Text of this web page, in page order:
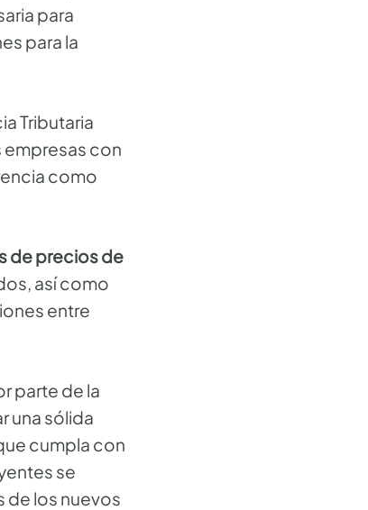
para
para la
Tributaria
con
como
de precios de
así como
entre
parte de la
una sólida
cumpla con
se
de los nuevos